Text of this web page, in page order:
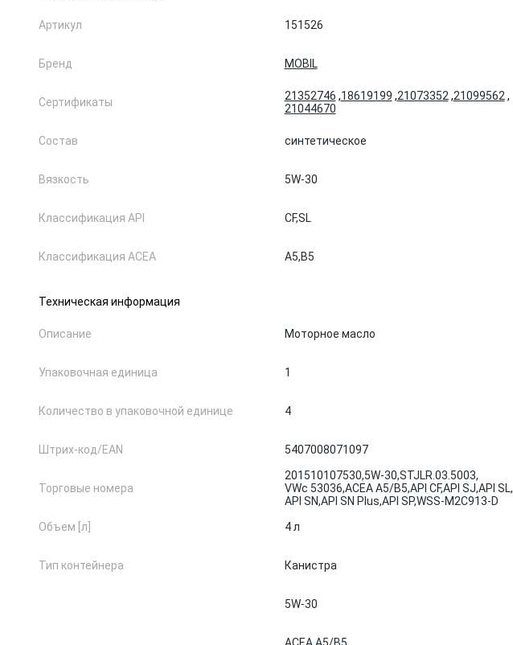
Артикул 151526
Бренд MOBIL
Сертификаты 21352746 ,18619199 ,21073352 ,21099562 ,
21044670
Состав синтетическое
Вязкость 5W-30
Классификация API CF,SL
Классификация ACEA A5,B5
Техническая информация
Описание Моторное масло
Упаковочная единица 1
Количество в упаковочной единице 4
Штрих-код/EAN 5407008071097
Торговые номера
201510107530,5W-30,STJLR.03.5003,
VWc 53036,ACEA A5/B5,API CF,API SJ,API SL,
API SN,API SN Plus,API SP,WSS-M2C913-D
Объем [л]
4 л
Тип контейнера Канистра
5W-30